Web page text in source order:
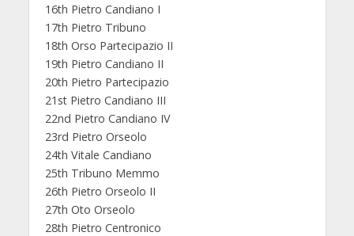
16th Pietro Candiano I
17th Pietro Tribuno
18th Orso Partecipazio II
19th Pietro Candiano II
20th Pietro Partecipazio
21st Pietro Candiano III
22nd Pietro Candiano IV
23rd Pietro Orseolo
24th Vitale Candiano
25th Tribuno Memmo
26th Pietro Orseolo II
27th Oto Orseolo
28th Pietro Centronico